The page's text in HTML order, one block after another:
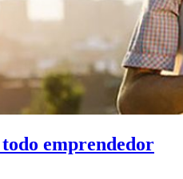
todo emprendedor